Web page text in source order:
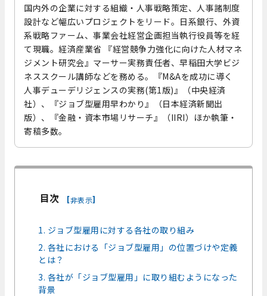
国内外の企業に対する組織・人事戦略策定、人事諸制度
設計など幅広いプロジェクトをリード。日系銀行、外資
系戦略ファーム、事業会社経営企画担当執行役員等を経
て現職。経済産業省 『経営競争力強化に向けた人材マネ
ジメント研究会』マーサー実務責任者、早稲田大学ビジ
ネススクール講師などを務める。『M&Aを成功に導く
人事デューデリジェンスの実務(第1版)』（中央経済
社）、『ジョブ型雇用早わかり』（日本経済新聞出
版）、『金融・資本市場リサーチ』（IIRI）ほか執筆・
寄稿多数。
目次 [非表示]
1. ジョブ型雇用に対する各社の取り組み
2. 各社における「ジョブ型雇用」の位置づけや定義
とは？
3. 各社が「ジョブ型雇用」に取り組むようになった
背景